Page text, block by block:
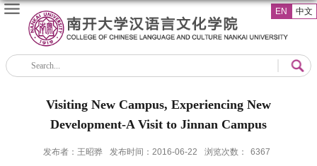
EN 中文
Visiting New Campus, Experiencing New
Development-A Visit to Jinnan Campus
发布者：王昭骅 发布时间：2016-06-22 浏览次数： 6367